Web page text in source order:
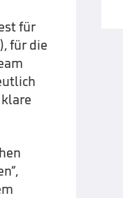
für
für die